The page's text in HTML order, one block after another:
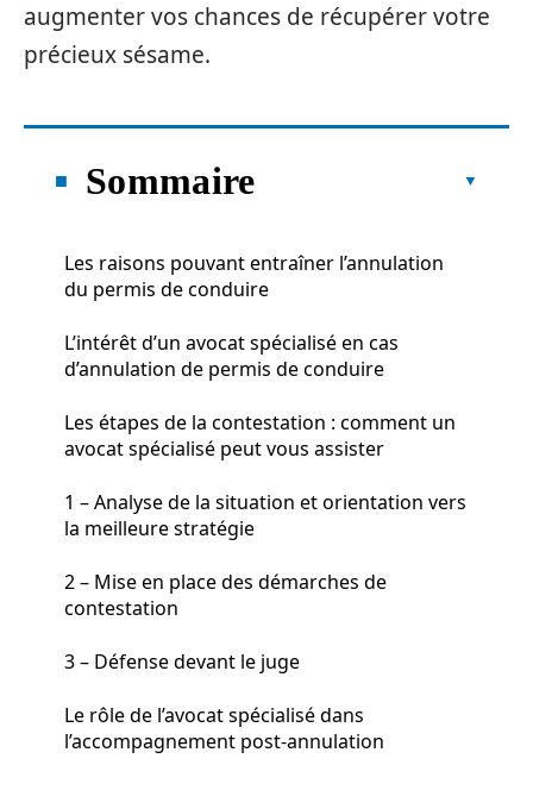
augmenter vos chances de récupérer votre
précieux sésame.
Sommaire
Les raisons pouvant entraîner l’annulation
du permis de conduire
L’intérêt d’un avocat spécialisé en cas
d’annulation de permis de conduire
Les étapes de la contestation : comment un
avocat spécialisé peut vous assister
1 – Analyse de la situation et orientation vers
la meilleure stratégie
2 – Mise en place des démarches de
contestation
3 – Défense devant le juge
Le rôle de l’avocat spécialisé dans
l’accompagnement post-annulation